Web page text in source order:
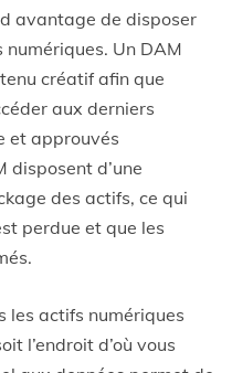
avantage de disposer
numériques. Un DAM
créatif afin que
aux derniers
et approuvés
disposent d’une
des actifs, ce qui
perdue et que les
les actifs numériques
l’endroit d’où vous